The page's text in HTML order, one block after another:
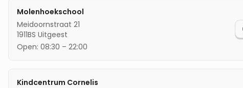
Molenhoekschool
Meidoornstraat 21
1911BS Uitgeest
Open: 08:30 – 22:00
Kindcentrum Cornelis